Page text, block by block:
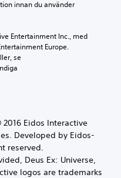
Entertainment Inc., med
Europe.
se
Eidos Interactive
Developed by Eidos-
reserved.
Deus Ex: Universe,
logos are trademarks